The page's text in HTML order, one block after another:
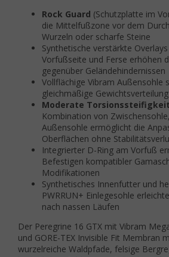
Rock Guard (Schutzplatte im
die Mittelfußzone vor dem
Wurzeln oder scharfe Steine
Synthetische verstärkte
Vorfußseite und Ferse erhöhen
gegenüber Geländehindernissen
Vollflächige Vibram Außensohle
gleichmäßige
Moderate Torsionssteifigkeit
Kombination von
Außensohle ermöglicht die
Oberflächen ohne
Integrierter D-Ring am Vorfuß
Befestigen kompatibler
Modifikationen
Synthetisches Innenfutter und
PWRRUN+ Einlegesohle
nach nassen Läufen
Der Peregrine 16 GTX mit Vibram
und GORE-TEX Invisible Fit Membran
wurzelreiche Waldpfade, felsige